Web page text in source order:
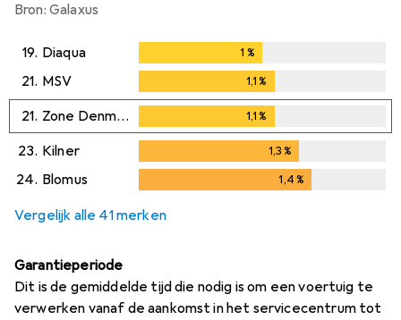
Bron: Galaxus
19. Diaqua 1 %
21. MSV 1,1%
21. Zone Denmark 1,1%
23. Kilner 1,3%
24. Blomus 1,4%
Vergelijk alle 41 merken
Garantieperiode
Dit is de gemiddelde tijd die nodig is om een voertuig te
verwerken vanaf de aankomst in het servicecentrum tot